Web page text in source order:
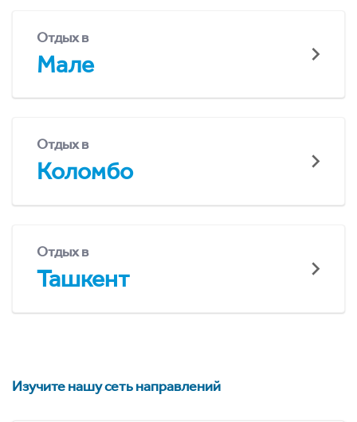
Отдых в
Мале
Отдых в
Коломбо
Отдых в
Ташкент
Изучите нашу сеть направлений